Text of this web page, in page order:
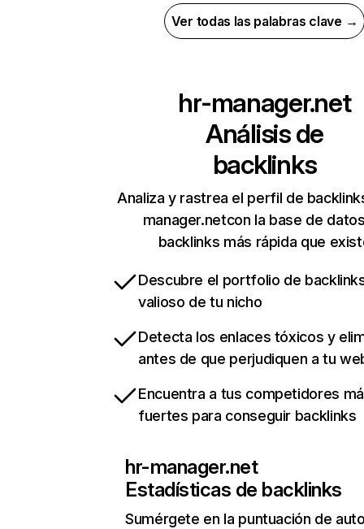
Ver todas las palabras clave →
hr-manager.net
Análisis de
backlinks
Analiza y rastrea el perfil de
manager.netcon la base de
backlinks más rápida que
Descubre el portfolio de
valioso de tu nicho
Detecta los enlaces tóxicos y
antes de que perjudiquen a tu
Encuentra a tus competidores
fuertes para conseguir backlinks
hr-manager.net
Estadísticas de backlinks
Sumérgete en la puntuación de